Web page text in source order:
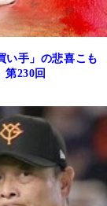
い手」の悲喜こも
230回